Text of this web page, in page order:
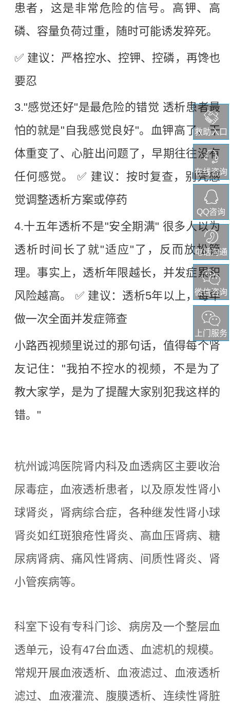
救助入口
在线咨询
QQ咨询
电话沟通
微信咨询
上门服务
患者，这是非常危险的信号。高钾、高
磷、容量负荷过重，随时可能诱发猝死。
✅ 建议：严格控水、控钾、控磷，再馋也
要忍
3."感觉还好"是最危险的错觉 透析患者最
怕的就是"自我感觉良好"。血钾高了、干
体重变了、心脏出问题了，早期往往没有
任何感觉。 ✅ 建议：按时复查，别凭感
觉调整透析方案或停药
4.十五年透析不是"安全期满" 很多人以为
透析时间长了就"适应"了，反而放松管
理。事实上，透析年限越长，并发症累积
风险越高。 ✅ 建议：透析5年以上，每年
做一次全面并发症筛查
小路西视频里说过的那句话，值得每个肾
友记住： "我拍不控水的视频，不是为了
教大家学，是为了提醒大家别犯我这样的
错。"
杭州诚鸿医院肾内科及血透病区主要收治
尿毒症，血液透析患者，以及原发性肾小
球肾炎，肾病综合症，各种继发性肾小球
肾炎如红斑狼疮性肾炎、高血压肾病、糖
尿病肾病、痛风性肾病、间质性肾炎、肾
小管疾病等。
科室下设有专科门诊、病房及一个整层血
透单元，设有47台血透、血滤机的规模。
常规开展血液透析、血液滤过、血液透析
滤过、血液灌流、腹膜透析、连续性肾脏